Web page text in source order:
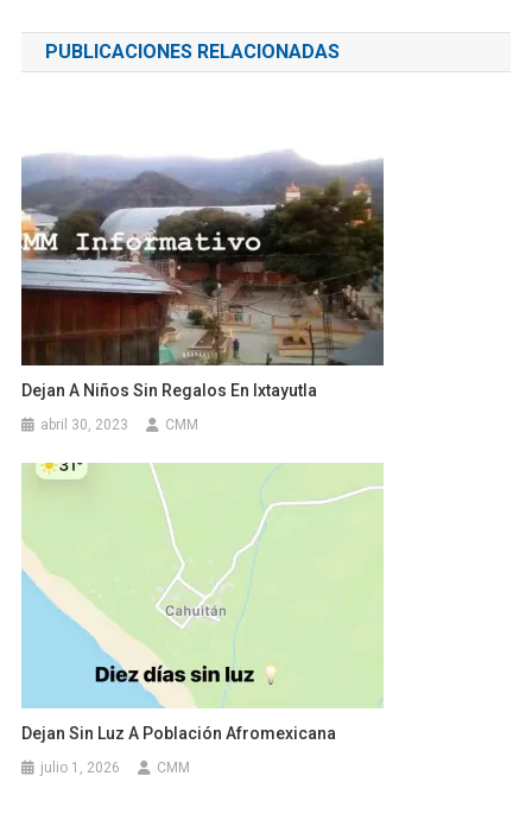
de
entradas
PUBLICACIONES RELACIONADAS
Dejan A Niños Sin Regalos En Ixtayutla
abril 30, 2023 CMM
Dejan Sin Luz A Población Afromexicana
julio 1, 2026 CMM